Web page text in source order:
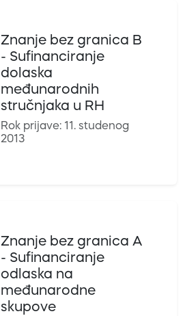
Znanje bez granica B
- Sufinanciranje
dolaska
međunarodnih
stručnjaka u RH
Rok prijave: 11. studenog
2013
Znanje bez granica A
- Sufinanciranje
odlaska na
međunarodne
skupove